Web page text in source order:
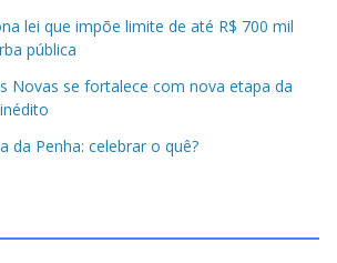
lei que impõe limite de até R$ 700 mil
pública
Novas se fortalece com nova etapa da
da Penha: celebrar o quê?